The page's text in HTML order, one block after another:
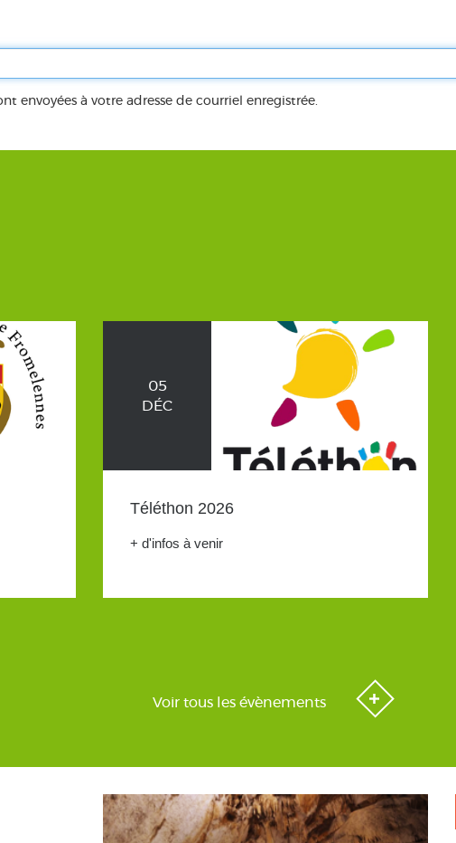
envoyées à votre adresse de courriel enregistrée.
05
DÉC
Téléthon 2026
+ d'infos à venir
Voir tous les évènements